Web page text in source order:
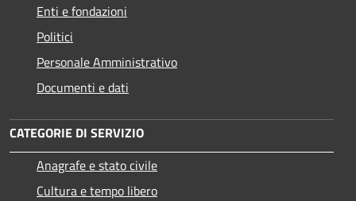
Enti e fondazioni
Politici
Personale Amministrativo
Documenti e dati
CATEGORIE DI SERVIZIO
Anagrafe e stato civile
Cultura e tempo libero